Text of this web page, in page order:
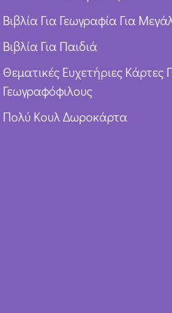
Βιβλία Για Γεωγραφία Για
Βιβλία Για Παιδιά
Θεματικές Ευχετήριες Κάρτες
Γεωγραφόφιλους
Πολύ Κουλ Δωροκάρτα